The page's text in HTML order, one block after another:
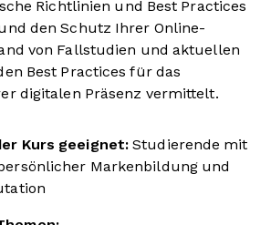
Richtlinien und Best Practices
den Schutz Ihrer Online-
von Fallstudien und aktuellen
Best Practices für das
digitalen Präsenz vermittelt.
Kurs geeignet: Studierende mit
Markenbildung und